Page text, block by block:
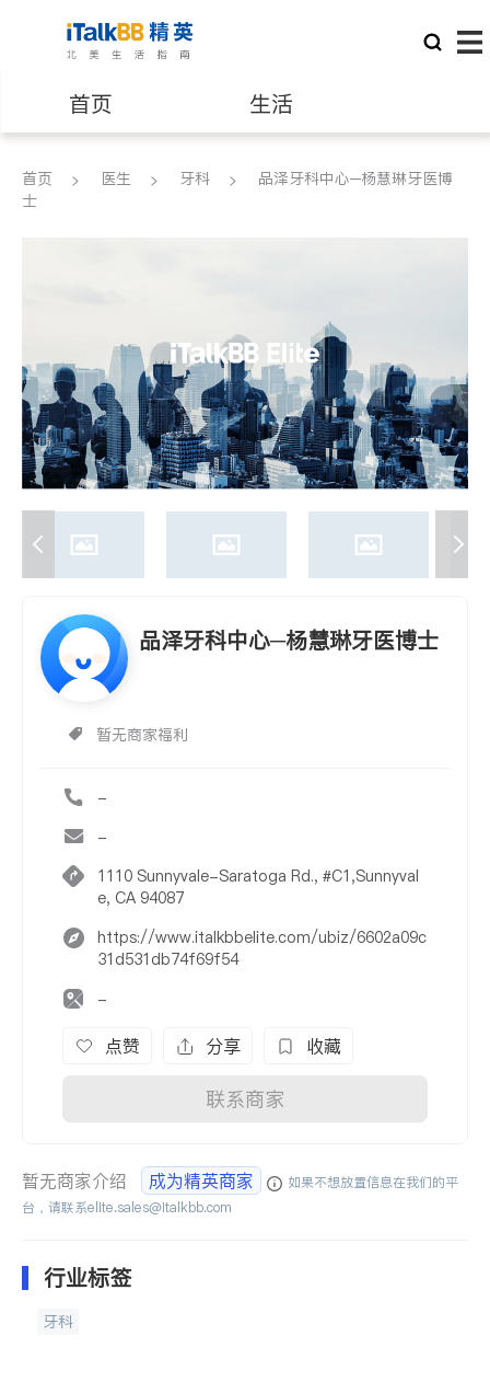
首页 生活
医生 律师
养老 非盈利组织
首页 医生 牙科
品泽牙科中心─杨慧琳牙医博
士
品泽牙科中心─杨慧琳牙医博士
暂无商家福利
-
-
1110 Sunnyvale-Saratoga Rd., #C1,Sunnyval
e, CA 94087
https://www.italkbbelite.com/ubiz/6602a09c
31d531db74f69f54
-
点赞 分享 收藏
联系商家
暂无商家介绍 成为精英商家
如果不想放置信息在我们的平
台，请联系elite.sales@italkbb.com
行业标签
牙科